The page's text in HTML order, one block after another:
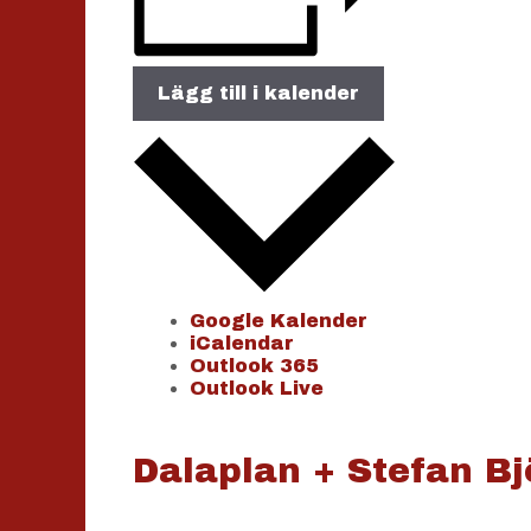
Lägg till i kalender
Google Kalender
iCalendar
Outlook 365
Outlook Live
Dalaplan + Stefan